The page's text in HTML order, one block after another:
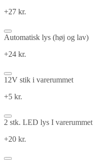
+27 kr.
Automatisk lys (høj og lav)
+24 kr.
12V stik i varerummet
+5 kr.
2 stk. LED lys I varerummet
+20 kr.